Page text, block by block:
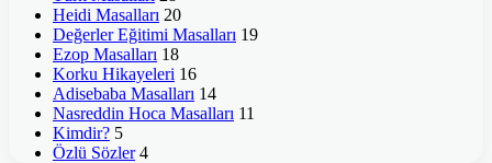
Heidi Masalları 20
Değerler Eğitimi Masalları 19
Ezop Masalları 18
Korku Hikayeleri 16
Adisebaba Masalları 14
Nasreddin Hoca Masalları 11
Kimdir? 5
Özlü Sözler 4